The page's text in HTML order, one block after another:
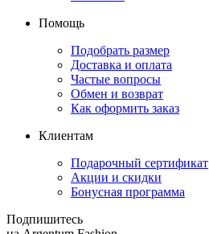
Помощь
Подобрать размер
Доставка и оплата
Частые вопросы
Обмен и возврат
Как оформить заказ
Клиентам
Подарочный сертификат
Акции и скидки
Бонусная программа
Подпишитесь